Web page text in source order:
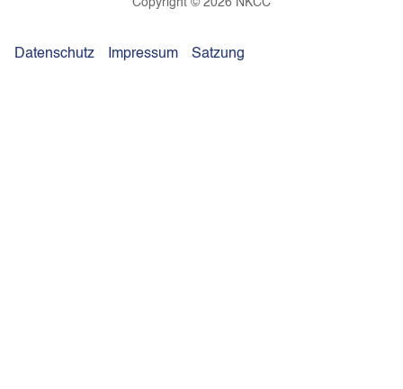
Copyright © 2026 NKCC
Datenschutz Impressum Satzung